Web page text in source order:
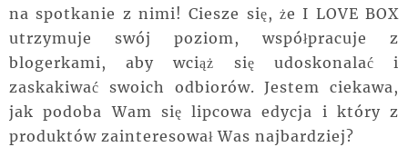
na spotkanie z nimi! Ciesze się, że I LOVE BOX
utrzymuje swój poziom, współpracuje z
blogerkami, aby wciąż się udoskonalać i
zaskakiwać swoich odbiorów. Jestem ciekawa,
jak podoba Wam się lipcowa edycja i który z
produktów zainteresował Was najbardziej?